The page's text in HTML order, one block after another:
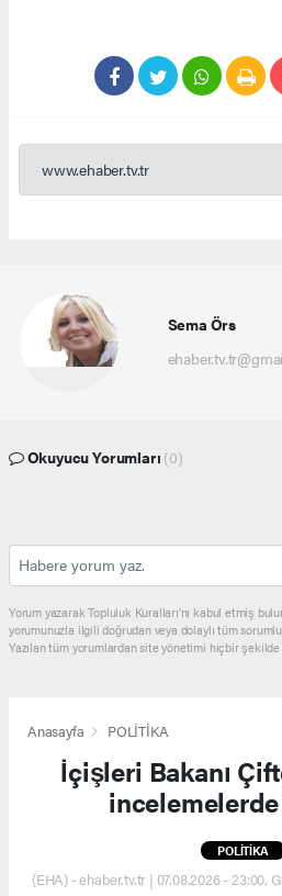
www.ehaber.tv.tr
Sema Örs
Okuyucu Yorumları (0)
Yorum yazarak Topluluk Kuralları’nı kabul etmiş
yorumunuzla ilgili doğrudan veya dolaylı tüm
Yazılan tüm yorumlardan site yönetimi hiçbir
Anasayfa POLİTİKA
İçişleri Bakanı
POLİTİKA
(EHA) - ehaber.tv.tr | 07.08.2026 - 23:00,